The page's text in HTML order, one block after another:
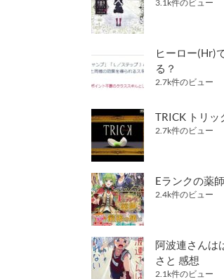
3.1k件のビュー
ヒーロー(Hr)
る？
2.7k件のビュー
TRICK トリッ
2.7k件のビュー
Eランクの薬
2.4k件のビュー
阿波連さんは
さと 感想
2.1k件のビュー